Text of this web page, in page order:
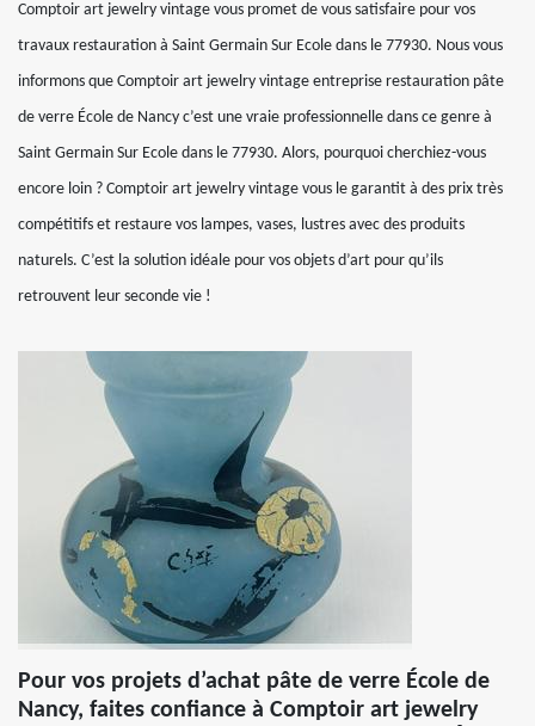
Comptoir art jewelry vintage vous promet de vous satisfaire pour vos
travaux restauration à Saint Germain Sur Ecole dans le 77930. Nous vous
informons que Comptoir art jewelry vintage entreprise restauration pâte
de verre École de Nancy c’est une vraie professionnelle dans ce genre à
Saint Germain Sur Ecole dans le 77930. Alors, pourquoi cherchiez-vous
encore loin ? Comptoir art jewelry vintage vous le garantit à des prix très
compétitifs et restaure vos lampes, vases, lustres avec des produits
naturels. C’est la solution idéale pour vos objets d’art pour qu’ils
retrouvent leur seconde vie !
Pour vos projets d’achat pâte de verre École de
Nancy, faites confiance à Comptoir art jewelry